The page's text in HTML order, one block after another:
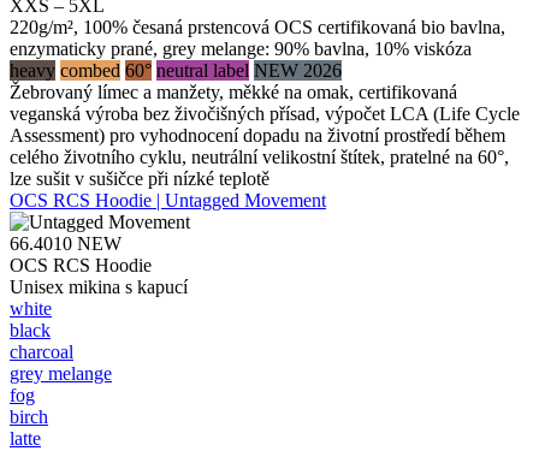
XXS – 5XL
220g/m², 100% česaná prstencová OCS certifikovaná bio bavlna,
enzymaticky prané, grey melange: 90% bavlna, 10% viskóza
heavy combed 60° neutral label NEW 2026
Žebrovaný límec a manžety, měkké na omak, certifikovaná
veganská výroba bez živočišných přísad, výpočet LCA (Life Cycle
Assessment) pro vyhodnocení dopadu na životní prostředí během
celého životního cyklu, neutrální velikostní štítek, pratelné na 60°,
lze sušit v sušičce při nízké teplotě
OCS RCS Hoodie | Untagged Movement
66.4010 NEW
OCS RCS Hoodie
Unisex mikina s kapucí
white
black
charcoal
grey melange
fog
birch
latte